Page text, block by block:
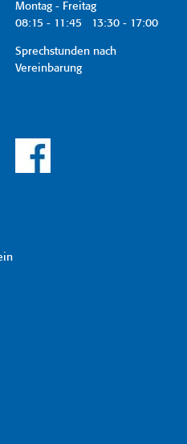
Montag - Freitag
08:15 - 11:45 13:30 - 17:00
Sprechstunden nach
Vereinbarung